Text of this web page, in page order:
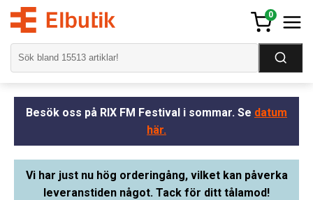
0
Besök oss på RIX FM Festival i sommar. Se datum
här.
Vi har just nu hög orderingång, vilket kan påverka
leveranstiden något. Tack för ditt tålamod!